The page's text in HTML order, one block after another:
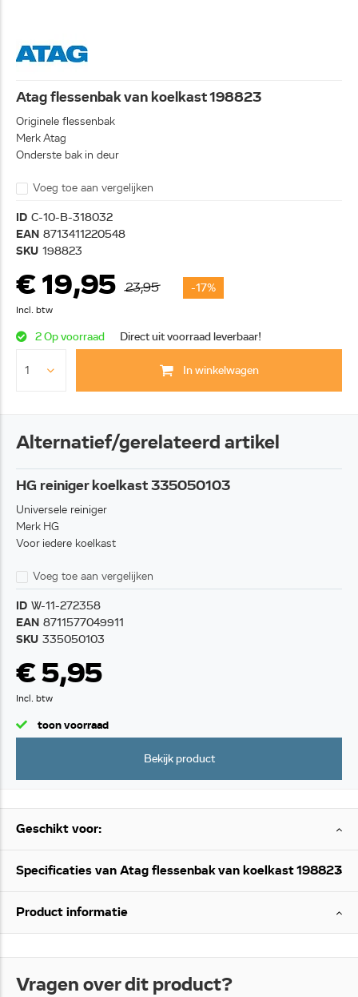
Atag flessenbak van koelkast 198823
Originele flessenbak
Merk Atag
Onderste bak in deur
Voeg toe aan vergelijken
ID C-10-B-318032
EAN 8713411220548
SKU 198823
€ 19,95 23,95 -17%
Incl. btw
2 Op voorraad Direct uit voorraad leverbaar!
In winkelwagen
Alternatief/gerelateerd artikel
HG reiniger koelkast 335050103
Universele reiniger
Merk HG
Voor iedere koelkast
Voeg toe aan vergelijken
ID W-11-272358
EAN 8711577049911
SKU 335050103
€ 5,95
Incl. btw
toon voorraad
Bekijk product
Geschikt voor:
Specificaties van Atag flessenbak van koelkast 198823
Product informatie
Vragen over dit product?